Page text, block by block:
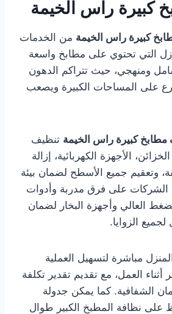
كبيرة راس الخيمة
كبيرة راس الخيمة من الخدمات
التي تحتوي على مطابخ واسعة
ومنهجي، حيث تتراكم الدهون
على المساحات الكبيرة ويصعب
كبيرة راس الخيمة تنظيف
الأجهزة الكهربائية، إزالة
وتعقيم جميع الأسطح لضمان بيئة
الشركات على فرق مدربة وأدوات
العالي وأجهزة البخار لضمان
الزوايا.
مباشرة لتسهيل العملية
أثناء العمل، مع تقديم تقدير تكلفة
الشفافية. كما يمكن جدولة
على نظافة المطبخ الكبير طوال